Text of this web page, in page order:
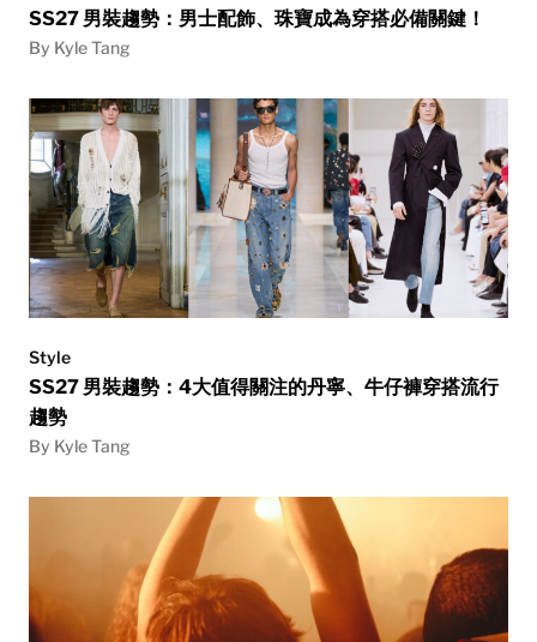
SS27 男裝趨勢：男士配飾、珠寶成為穿搭必備關鍵！
By Kyle Tang
Style
SS27 男裝趨勢：4大值得關注的丹寧、牛仔褲穿搭流行
趨勢
By Kyle Tang